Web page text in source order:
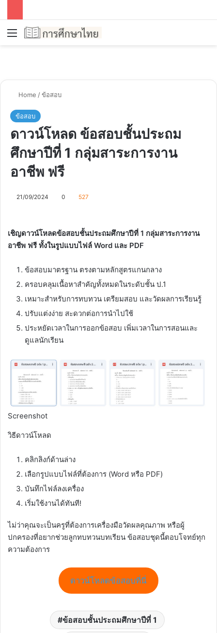
Menu
Home /ข้อสอบ
ข้อสอบ
ดาวน์โหลด ข้อสอบชั้นประถม
ศึกษาปีที่ 1 กลุ่มสาระการงาน
อาชีพ ฟรี
21/09/2024 0 527
เชิญดาวน์โหลดข้อสอบชั้นประถมศึกษาปีที่ 1 กลุ่มสาระการงาน
อาชีพ ฟรี ทั้งในรูปแบบไฟล์ Word และ PDF
ข้อสอบมาตรฐาน ตรงตามหลักสูตรแกนกลาง
ครอบคลุมเนื้อหาสำคัญทั้งหมดในระดับชั้น ป.1
เหมาะสำหรับการทบทวน เตรียมสอบ และวัดผลการเรียนรู้
ปรับแต่งง่าย สะดวกต่อการนำไปใช้
ประหยัดเวลาในการออกข้อสอบ เพิ่มเวลาในการสอนและ
ดูแลนักเรียน
Screenshot
วิธีดาวน์โหลด
คลิกลิงก์ด้านล่าง
เลือกรูปแบบไฟล์ที่ต้องการ (Word หรือ PDF)
บันทึกไฟล์ลงเครื่อง
เริ่มใช้งานได้ทันที!
ไม่ว่าคุณจะเป็นครูที่ต้องการเครื่องมือวัดผลคุณภาพ หรือผู้
ปกครองที่อยากช่วยลูกทบทวนบทเรียน ข้อสอบชุดนี้ตอบโจทย์ทุก
ความต้องการ
ดาวน์โหลดข้อสอบที่นี่
ข้อสอบชั้นประถมศึกษาปีที่ 1